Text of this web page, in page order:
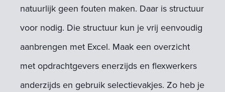
natuurlijk geen fouten maken. Daar is structuur
voor nodig. Die structuur kun je vrij eenvoudig
aanbrengen met Excel. Maak een overzicht
met opdrachtgevers enerzijds en flexwerkers
anderzijds en gebruik selectievakjes. Zo heb je